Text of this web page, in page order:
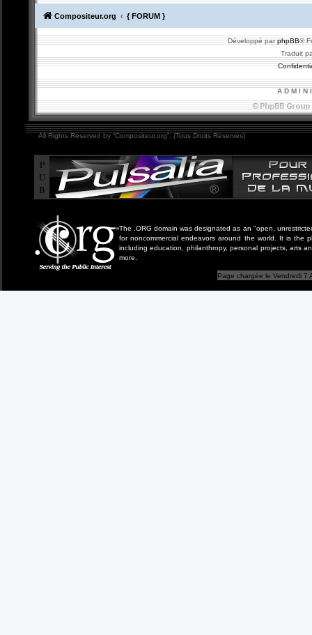
Compositeur.org { FORUM }
Développé parphpBB®
Traduit
A D M I N
All Rights Reserved by “Compositeur.org”. (Tous Droits Réservés)
P
U
B
The .ORG domain was designated as an "open,
for noncommercial endeavors around the world. It is the
including education, philanthropy, personal projects, arts
more.
Page chargée le Vendredi 7